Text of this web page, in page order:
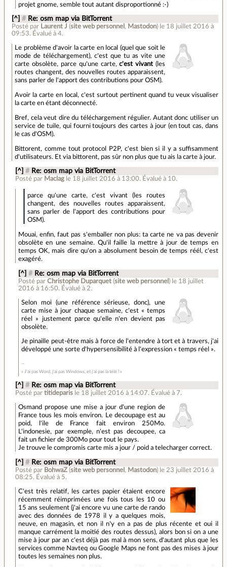
projet gnome, semble tout autant disproportionné :-)
[^] # Re: osm map via BitTorrent
Posté par Laurent J (site web personnel , Mastodon) le 18 juillet 2016 à
09:53. Évalué à4.
Le problème d'avoir la carte en local (quel que soit le
mode de téléchargement), c'est que tu as vite une
carte obsolète, parce qu'une carte,c'est vivant (les
routes changent, des nouvelles routes apparaissent,
sans parler de l'apport des contributions pour OSM).
Avoir la carte en local, c'est surtout pertinent quand tu veux visualiser
la carte en étant déconnecté.
Bref, cela veut dire du téléchargement régulier. Autant donc utiliser un
service de tuile, qui fourni toujours des cartes à jour (en tout cas, dans
le cas d'OSM).
Bittorent, comme tout protocol P2P, c'est bien si il y a suffisamment
d'utilisateurs. Et via bittorent, pas sûr non plus que tu ais la carte à jour.
[^] # Re: osm map via BitTorrent
Posté par Maclag le 18 juillet 2016 à 13:00. Évalué à 10.
parce qu'une carte, c'est vivant (les routes
changent, des nouvelles routes apparaissent,
sans parler de l'apport des contributions pour
OSM).
Mouai, enfin, faut pas s'emballer non plus: ta carte ne va pas devenir
obsolète en une semaine. Qu'il faille la mettre à jour de temps en
temps OK, mais dire qu'on a absolument besoin de temps réél, c'est
exagéré.
[^] # Re: osm map via BitTorrent
Posté parChristophe Duparquet (site web personnel ) le 18 juillet
2016 à 16:50. Évalué à 2.
Selon moi (une référence sérieuse, donc), une
carte mise à jour chaque semaine, c'est « temps
réel » justement parce qu'elle n'en devient pas
obsolète.
Je pinaille peut-être mais à force de l'entendre à tort et à travers, j'ai
développé une sorte d'hypersensibilité à l'expression « temps réel ».
« J'ai pas Word, j'ai pas Windows, et j'ai pas la télé ! »
[^] # Re: osm map via BitTorrent
Posté par titideparis le 18 juillet 2016 à 14:07. Évalué à 7.
Osmand propose une mise a jour d'une region de
France tous les mois environ. Le decoupage est au
poid, l'ile de France fait environ 250Mo.
L'indonesie, par exemple, n'est pas decoupee, ca
fait un fichier de 300Mo pour tout le pays.
Je trouve le compromis carte mis a jour / poid a telecharger correct.
[^] # Re: osm map via BitTorrent
Posté par BohwaZ(site web personnel , Mastodon) le 23 juillet 2016 à
08:25. Évalué à 5.
C'est très relatif, les cartes papier étaient encore
récemment réimprimées une fois tous les 10 ou
15 ans seulement (j'ai encore vu une carte de rando
avec des données de 1978 il y a quelques mois,
neuve, en magasin, et non il n'y en a pas de plus récente et oui il
manque carrément la moitié des routes dessus), alors bon si on a une
mise à jour par an c'est déjà pas mal à mon sens, d'autant plus que les
services comme Navteq ou Google Maps ne font pas des mises à jour
toutes les semaines non plus.